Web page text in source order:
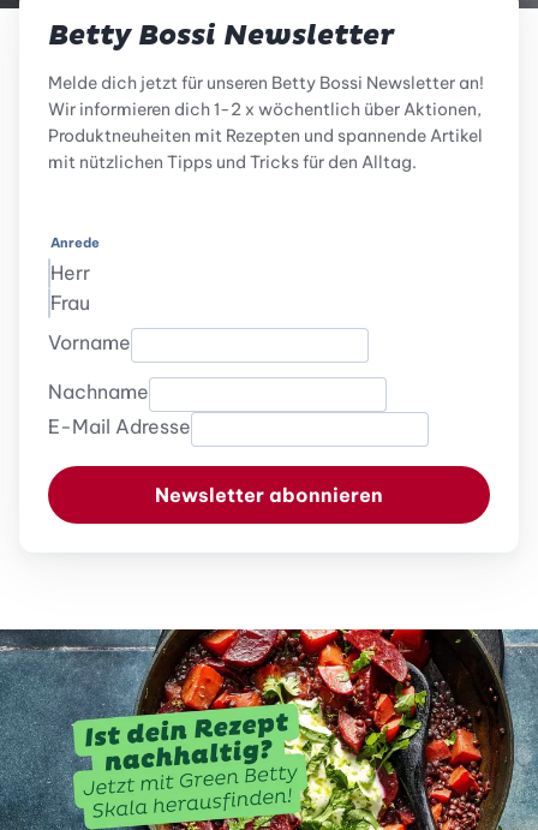
Betty Bossi Newsletter
Melde dich jetzt für unseren Betty Bossi Newsletter an!
Wir informieren dich 1-2 x wöchentlich über Aktionen,
Produktneuheiten mit Rezepten und spannende Artikel
mit nützlichen Tipps und Tricks für den Alltag.
Anrede
Herr
Frau
Vorname
Nachname
E-Mail Adresse
Newsletter abonnieren